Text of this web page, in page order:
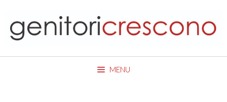
content
MENU